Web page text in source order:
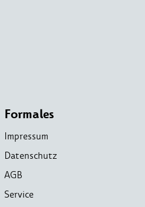
Formales
Impressum
Datenschutz
AGB
Service